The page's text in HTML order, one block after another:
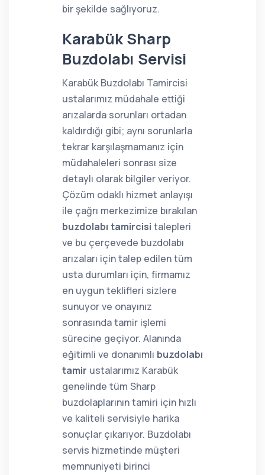
bir şekilde sağlıyoruz.
Karabük Sharp
Buzdolabı Servisi
Karabük Buzdolabı Tamircisi
ustalarımız müdahale ettiği
arızalarda sorunları ortadan
kaldırdığı gibi; aynı sorunlarla
tekrar karşılaşmamanız için
müdahaleleri sonrası size
detaylı olarak bilgiler veriyor.
Çözüm odaklı hizmet anlayışı
ile çağrı merkezimize bırakılan
buzdolabı tamircisi talepleri
ve bu çerçevede buzdolabı
arızaları için talep edilen tüm
usta durumları için, firmamız
en uygun teklifleri sizlere
sunuyor ve onayınız
sonrasında tamir işlemi
sürecine geçiyor. Alanında
eğitimli ve donanımlı buzdolabı
tamir ustalarımız Karabük
genelinde tüm Sharp
buzdolaplarının tamiri için hızlı
ve kaliteli servisiyle harika
sonuçlar çıkarıyor. Buzdolabı
servis hizmetinde müşteri
memnuniyeti birinci